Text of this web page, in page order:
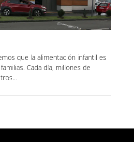
que la alimentación infantil es
Cada día, millones de